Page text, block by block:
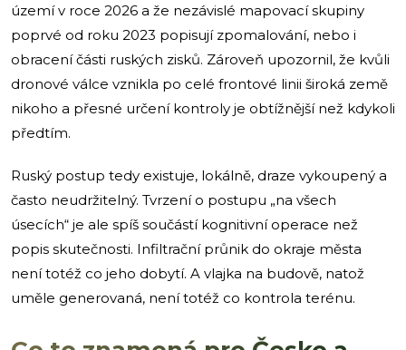
území v roce 2026 a že nezávislé mapovací skupiny
poprvé od roku 2023 popisují zpomalování, nebo i
obracení části ruských zisků. Zároveň upozornil, že kvůli
dronové válce vznikla po celé frontové linii široká země
nikoho a přesné určení kontroly je obtížnější než kdykoli
předtím.
Ruský postup tedy existuje, lokálně, draze vykoupený a
často neudržitelný. Tvrzení o postupu „na všech
úsecích“ je ale spíš součástí kognitivní operace než
popis skutečnosti. Infiltrační průnik do okraje města
není totéž co jeho dobytí. A vlajka na budově, natož
uměle generovaná, není totéž co kontrola terénu.